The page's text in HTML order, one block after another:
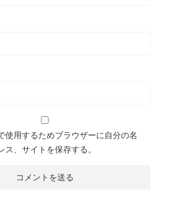
使用するためブラウザーに自分の名
ス、サイトを保存する。